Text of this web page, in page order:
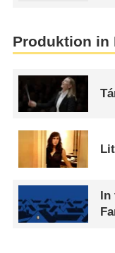
Produktion in